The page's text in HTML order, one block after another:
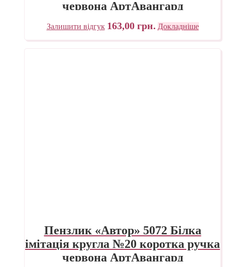
червона АртАвангард
Залишити відгук 163,00 грн. Докладніше
Пензлик «Автор» 5072 Білка
імітація кругла №20 коротка ручка
червона АртАвангард